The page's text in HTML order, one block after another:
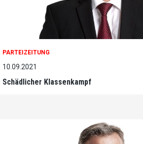
PARTEIZEITUNG
10.09.2021
Schädlicher Klassenkampf